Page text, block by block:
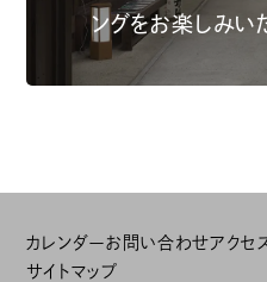
ングをお楽しみい
カレンダーお問い合わせアクセ
サイトマップ